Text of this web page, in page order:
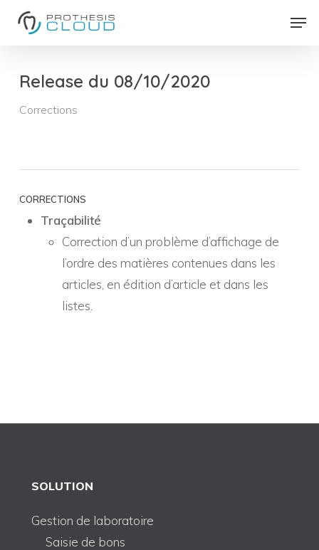
contentRelease du 08/10/2020
Corrections
CORRECTIONS
Traçabilité
Correction d’un problème d’affichage de
l’ordre des matières contenues dans les
articles, en édition d’article et dans les
listes.
SOLUTION
Gestion de laboratoire
Saisie de bons